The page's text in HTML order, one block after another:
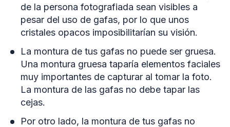
de la persona fotografiada sean visibles a
pesar del uso de gafas, por lo que unos
cristales opacos imposibilitarían su visión.
La montura de tus gafas no puede ser gruesa.
Una montura gruesa taparía elementos faciales
muy importantes de capturar al tomar la foto.
La montura de las gafas no debe tapar las
cejas.
Por otro lado, la montura de tus gafas no